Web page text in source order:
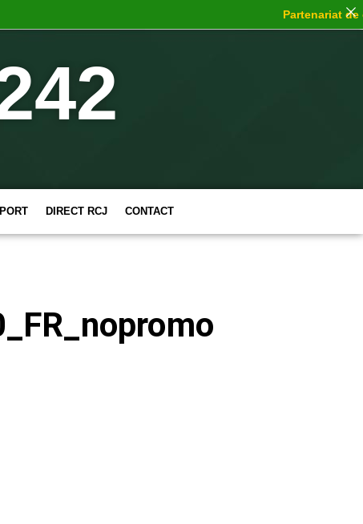
DIRECT RCJ CONTACT
Partenariat de